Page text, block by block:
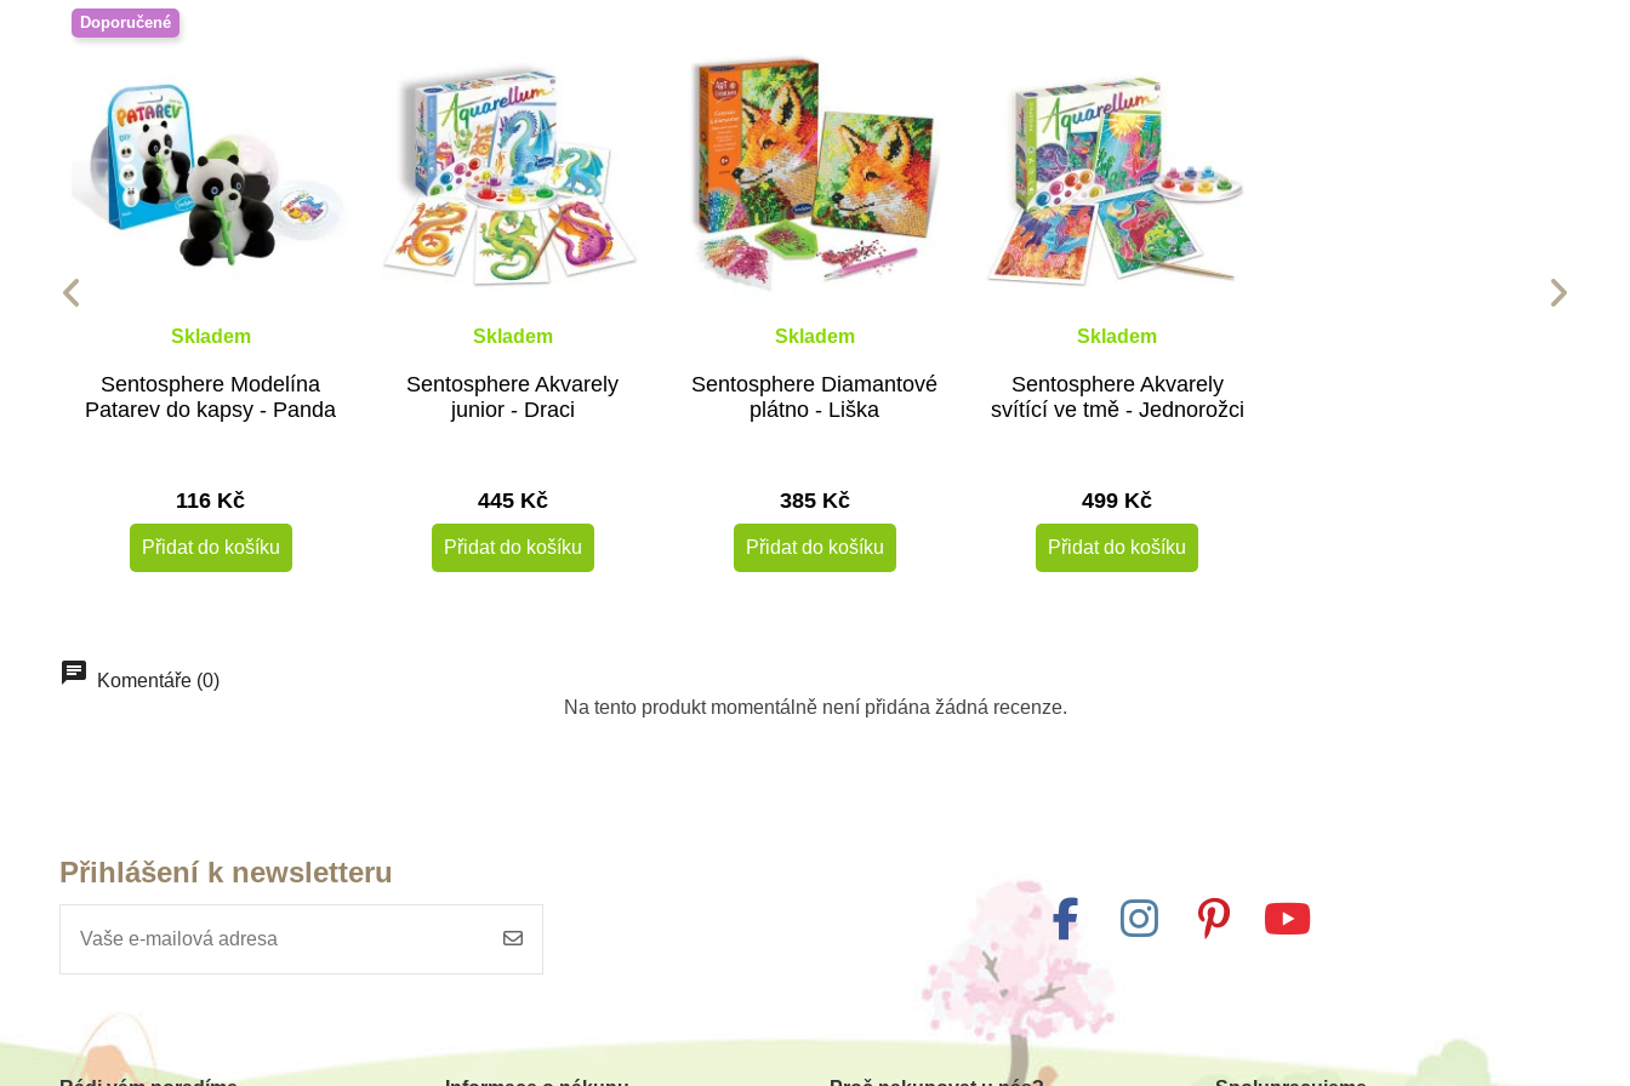
Doporučené
Skladem
Sentosphere Modelína
Patarev do kapsy - Panda
116 Kč
Přidat do košíku
Skladem
Sentosphere Akvarely
junior - Draci
445 Kč
Přidat do košíku
Skladem
Sentosphere Diamantové
plátno - Liška
385 Kč
Přidat do košíku
Skladem
Sentosphere Akvarely
svítící ve tmě - Jednorožci
499 Kč
Přidat do košíku
Komentáře (0)
Na tento produkt momentálně není přidána žádná recenze.
Přihlášení k newsletteru